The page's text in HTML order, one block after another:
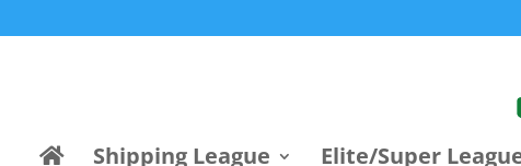
Shipping League Elite/Super